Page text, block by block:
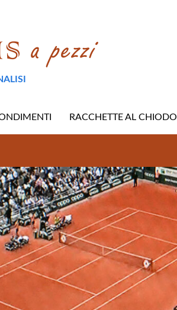
RACCHETTE AL CHIODO